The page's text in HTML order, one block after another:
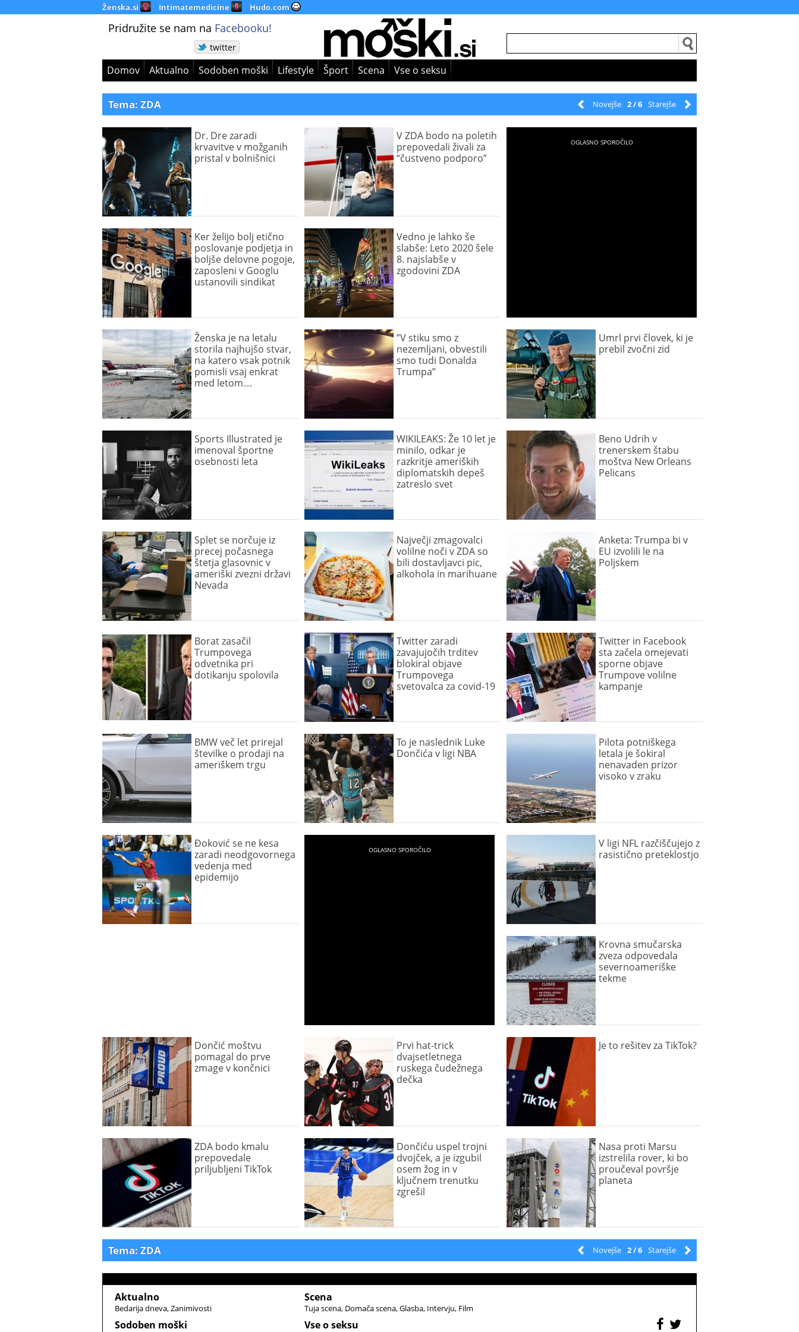
Ženska.si Intimatemedicine Hudo.com
Pridružite se nam na Facebooku!
twitter
Domov Aktualno Sodoben moški Lifestyle Šport Scena Vse o seksu
Starejše
2 / 6
Novejše
Tema: ZDA
Dr. Dre zaradi
krvavitve v možganih
pristal v bolnišnici
V ZDA bodo na poletih
prepovedali živali za
“čustveno podporo”
Ker želijo bolj etično
poslovanje podjetja in
boljše delovne pogoje,
zaposleni v Googlu
ustanovili sindikat
Vedno je lahko še
slabše: Leto 2020 šele
8. najslabše v
zgodovini ZDA
Ženska je na letalu
storila najhujšo stvar,
na katero vsak potnik
pomisli vsaj enkrat
med letom…
”V stiku smo z
nezemljani, obvestili
smo tudi Donalda
Trumpa”
Umrl prvi človek, ki je
prebil zvočni zid
Sports Illustrated je
imenoval športne
osebnosti leta
WIKILEAKS: Že 10 let je
minilo, odkar je
razkritje ameriških
diplomatskih depeš
zatreslo svet
Beno Udrih v
trenerskem štabu
moštva New Orleans
Pelicans
Splet se norčuje iz
precej počasnega
štetja glasovnic v
ameriški zvezni državi
Nevada
Največji zmagovalci
volilne noči v ZDA so
bili dostavljavci pic,
alkohola in marihuane
Anketa: Trumpa bi v
EU izvolili le na
Poljskem
Borat zasačil
Trumpovega
odvetnika pri
dotikanju spolovila
Twitter zaradi
zavajujočih trditev
blokiral objave
Trumpovega
svetovalca za covid-19
Twitter in Facebook
sta začela omejevati
sporne objave
Trumpove volilne
kampanje
BMW več let prirejal
številke o prodaji na
ameriškem trgu
To je naslednik Luke
Dončića v ligi NBA
Pilota potniškega
letala je šokiral
nenavaden prizor
visoko v zraku
Đoković se ne kesa
zaradi neodgovornega
vedenja med
epidemijo
V ligi NFL razčiščujejo z
rasistično preteklostjo
Krovna smučarska
zveza odpovedala
severnoameriške
tekme
Dončić moštvu
pomagal do prve
zmage v končnici
Prvi hat-trick
dvajsetletnega
ruskega čudežnega
dečka
Je to rešitev za TikTok?
ZDA bodo kmalu
prepovedale
priljubljeni TikTok
Dončiću uspel trojni
dvojček, a je izgubil
osem žog in v
ključnem trenutku
zgrešil
Nasa proti Marsu
izstrelila rover, ki bo
proučeval površje
planeta
Starejše
2 / 6
Novejše
Tema: ZDA
Aktualno
Bedarija dneva Zanimivosti
Sodoben moški
Scena
Tuja scena Domača scena Glasba Intervju Film
Vse o seksu